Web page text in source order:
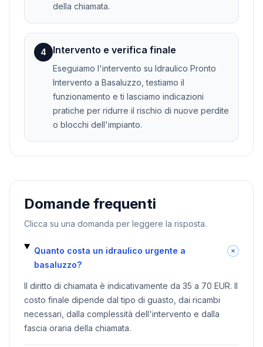
della chiamata.
4 Intervento e verifica finale
Eseguiamo l'intervento su Idraulico Pronto
Intervento a Basaluzzo, testiamo il
funzionamento e ti lasciamo indicazioni
pratiche per ridurre il rischio di nuove perdite
o blocchi dell'impianto.
Domande frequenti
Clicca su una domanda per leggere la risposta.
Quanto costa un idraulico urgente a
basaluzzo?
Il diritto di chiamata è indicativamente da 35 a 70 EUR. Il
costo finale dipende dal tipo di guasto, dai ricambi
necessari, dalla complessità dell'intervento e dalla
fascia oraria della chiamata.